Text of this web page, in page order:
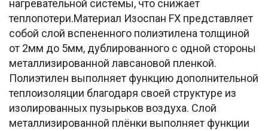
нагревательной системы, что снижает
теплопотери.Материал Изоспан FX представляет
собой слой вспененного полиэтилена толщиной
от 2мм до 5мм, дублированного с одной стороны
металлизированной лавсановой пленкой.
Полиэтилен выполняет функцию дополнительной
теплоизоляции благодаря своей структуре из
изолированных пузырьков воздуха. Слой
металлизированной плёнки выполняет функции